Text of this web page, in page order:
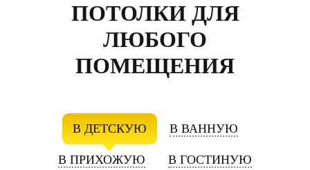
ПОТОЛКИ ДЛЯ
ЛЮБОГО
ПОМЕЩЕНИЯ
В ДЕТСКУЮ В ВАННУЮ
В ПРИХОЖУЮ В ГОСТИНУЮ